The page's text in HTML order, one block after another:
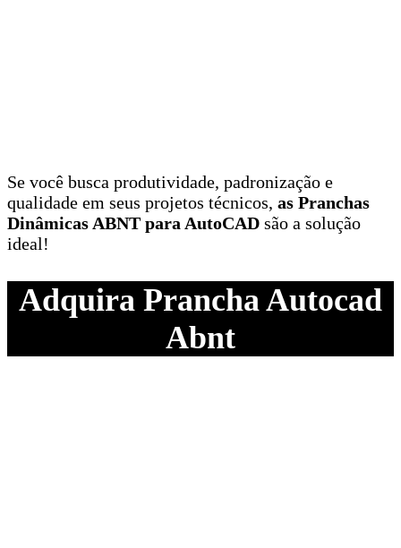
Se você busca produtividade, padronização e
qualidade em seus projetos técnicos, as Pranchas
Dinâmicas ABNT para AutoCAD são a solução
ideal!
Adquira Prancha Autocad
Abnt